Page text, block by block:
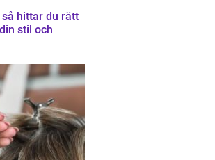
stil och